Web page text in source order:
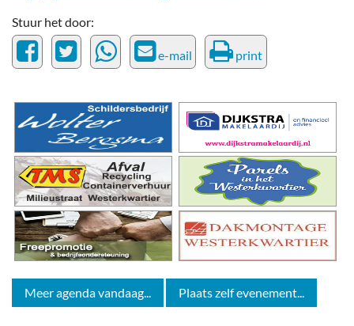
Stuur het door:
e-mail print
Meer agenda vandaag... Plaats zelf evenement...